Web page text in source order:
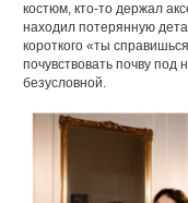
костюм, кто-то держал
находил потерянную
короткого «ты
почувствовать почву
безусловной.